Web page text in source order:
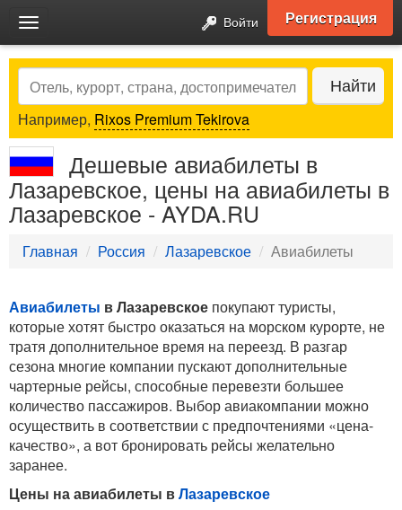
Toggle
navigation
Войти Регистрация
Search Найти
Например, Rixos Premium Tekirova
Дешевые авиабилеты в
Лазаревское, цены на авиабилеты в
Лазаревское - AYDA.RU
Главная Россия Лазаревское Авиабилеты
Авиабилеты в Лазаревское покупают туристы,
которые хотят быстро оказаться на морском курорте, не
тратя дополнительное время на переезд. В разгар
сезона многие компании пускают дополнительные
чартерные рейсы, способные перевезти большее
количество пассажиров. Выбор авиакомпании можно
осуществить в соответствии с предпочтениями «цена-
качество», а вот бронировать рейсы желательно
заранее.
Цены на авиабилеты вЛазаревское